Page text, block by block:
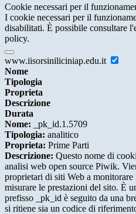
Cookie necessari per il
I cookie necessari per il
disabilitati. È possibile consultare
policy.
www.iisorsiniliciniap.edu.it
Nome
Tipologia
Proprieta
Descrizione
Durata
Nome: _pk_id.1.5709
Tipologia: analitico
Proprieta: Prime Parti
Descrizione: Questo nome di
analisi web open source Piwik.
proprietari di siti Web a
misurare le prestazioni del sito. È
prefisso _pk_id è seguito da una
si ritiene sia un codice di